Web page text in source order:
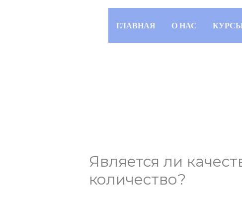
ГЛАВНАЯ О НАС
Является ли
количество?